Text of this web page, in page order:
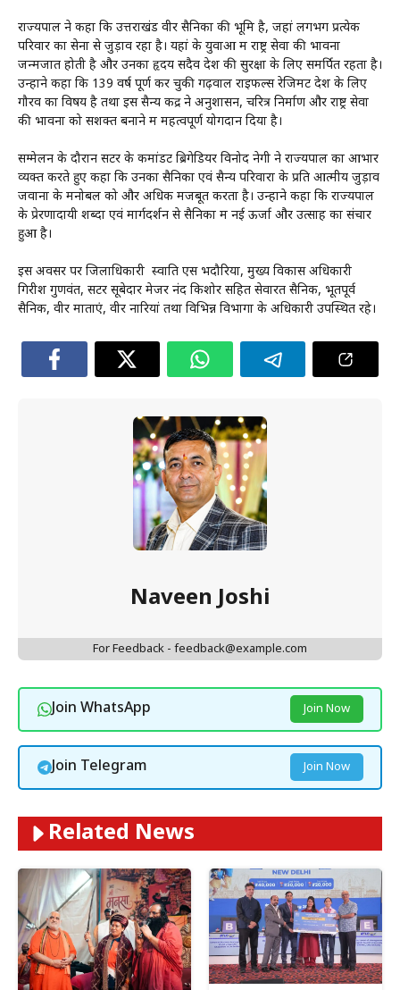
राज्यपाल ने कहा कि उत्तराखंड वीर सैनिकों की भूमि है, जहां लगभग प्रत्येक
परिवार का सेना से जुड़ाव रहा है। यहां के युवाओं में राष्ट्र सेवा की भावना
जन्मजात होती है और उनका हृदय सदैव देश की सुरक्षा के लिए समर्पित रहता है।
उन्होंने कहा कि 139 वर्ष पूर्ण कर चुकी गढ़वाल राइफल्स रेजिमेंट देश के लिए
गौरव का विषय है तथा इस सैन्य केंद्र ने अनुशासन, चरित्र निर्माण और राष्ट्र सेवा
की भावना को सशक्त बनाने में महत्वपूर्ण योगदान दिया है।
सम्मेलन के दौरान सेंटर के कमांडेंट ब्रिगेडियर विनोद नेगी ने राज्यपाल का आभार
व्यक्त करते हुए कहा कि उनका सैनिकों एवं सैन्य परिवारों के प्रति आत्मीय जुड़ाव
जवानों के मनोबल को और अधिक मजबूत करता है। उन्होंने कहा कि राज्यपाल
के प्रेरणादायी शब्दों एवं मार्गदर्शन से सैनिकों में नई ऊर्जा और उत्साह का संचार
हुआ है।
इस अवसर पर जिलाधिकारी स्वाति एस भदौरिया, मुख्य विकास अधिकारी
गिरीश गुणवंत, सेंटर सूबेदार मेजर नंद किशोर सहित सेवारत सैनिक, भूतपूर्व
सैनिक, वीर माताएं, वीर नारियां तथा विभिन्न विभागों के अधिकारी उपस्थित रहे।
Naveen Joshi
For Feedback - feedback@example.com
Join WhatsApp Join Now
Join Telegram Join Now
Related News